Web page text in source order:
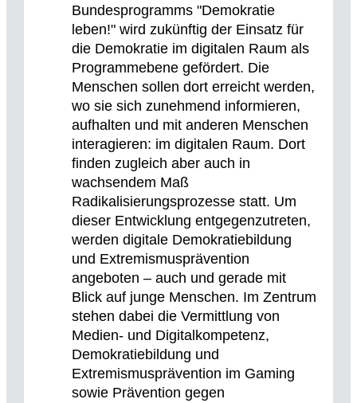
Bundesprogramms "Demokratie
leben!" wird zukünftig der Einsatz für
die Demokratie im digitalen Raum als
Programmebene gefördert. Die
Menschen sollen dort erreicht werden,
wo sie sich zunehmend informieren,
aufhalten und mit anderen Menschen
interagieren: im digitalen Raum. Dort
finden zugleich aber auch in
wachsendem Maß
Radikalisierungsprozesse statt. Um
dieser Entwicklung entgegenzutreten,
werden digitale Demokratiebildung
und Extremismusprävention
angeboten – auch und gerade mit
Blick auf junge Menschen. Im Zentrum
stehen dabei die Vermittlung von
Medien- und Digitalkompetenz,
Demokratiebildung und
Extremismusprävention im Gaming
sowie Prävention gegen